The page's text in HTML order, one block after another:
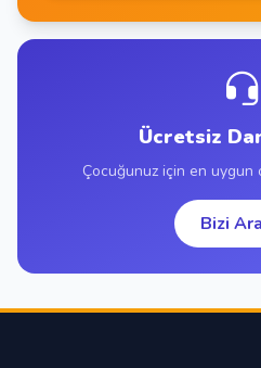
Ücretsiz
Çocuğunuz için en uygun
Bizi